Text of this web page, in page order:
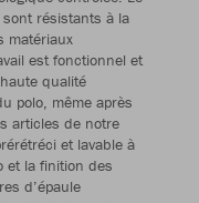
résistants à la
matériaux
est fonctionnel et
qualité
polo, même après
articles de notre
et lavable à
et la finition des
d’épaule